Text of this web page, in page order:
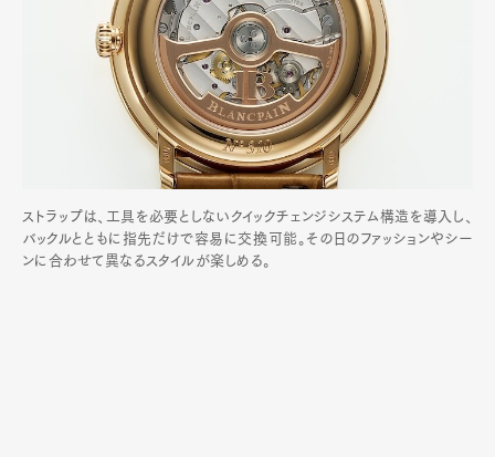
ストラップは、工具を必要としないクイックチェンジシステム構造を導入し、
バックルとともに指先だけで容易に交換可能。その日のファッションやシー
ンに合わせて異なるスタイルが楽しめる。